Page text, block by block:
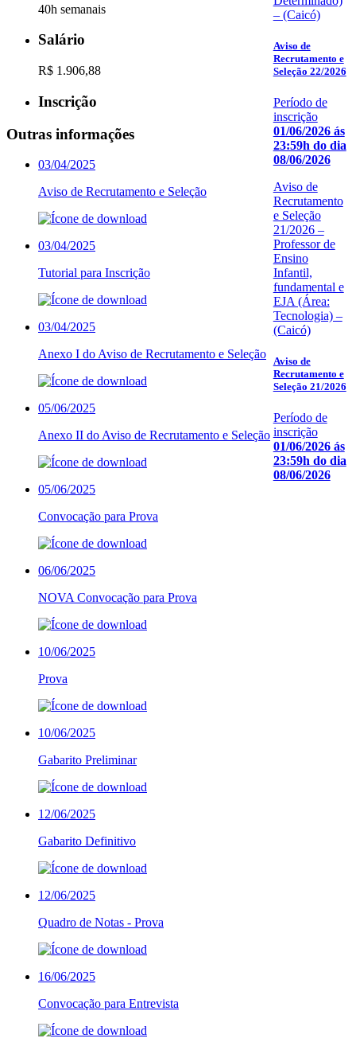
40h semanais
Salário
R$ 1.906,88
Inscrição
Outras informações
03/04/2025
Aviso de Recrutamento e Seleção
03/04/2025
Tutorial para Inscrição
03/04/2025
Anexo I do Aviso de Recrutamento e Seleção
05/06/2025
Anexo II do Aviso de Recrutamento e Seleção
05/06/2025
Convocação para Prova
06/06/2025
NOVA Convocação para Prova
10/06/2025
Prova
10/06/2025
Gabarito Preliminar
12/06/2025
Gabarito Definitivo
12/06/2025
Quadro de Notas - Prova
16/06/2025
Convocação para Entrevista
– (Caicó)
Aviso de
Recrutamento e
Seleção 22/2026
Período de
inscrição
01/06/2026 ás
23:59h do dia
08/06/2026
Aviso de
Recrutamento
e Seleção
21/2026 –
Professor de
Ensino
Infantil,
fundamental e
EJA (Área:
Tecnologia) –
(Caicó)
Aviso de
Recrutamento e
Seleção 21/2026
Período de
inscrição
01/06/2026 ás
23:59h do dia
08/06/2026